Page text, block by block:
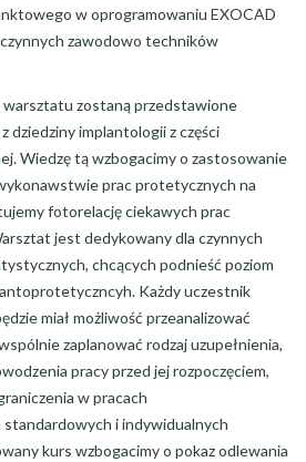
w oprogramowaniu EXOCAD
zawodowo techników
warsztatu zostaną przedstawione
dziedziny implantologii z części
Wiedzę tą wzbogacimy o zastosowanie
prac protetycznych na
fotorelację ciekawych prac
jest dedykowany dla czynnych
chcących podnieść poziom
Każdy uczestnik
miał możliwość przeanalizować
zaplanować rodzaj uzupełnienia,
pracy przed jej rozpoczęciem,
w pracach
i indywidualnych
kurs wzbogacimy o pokaz odlewania